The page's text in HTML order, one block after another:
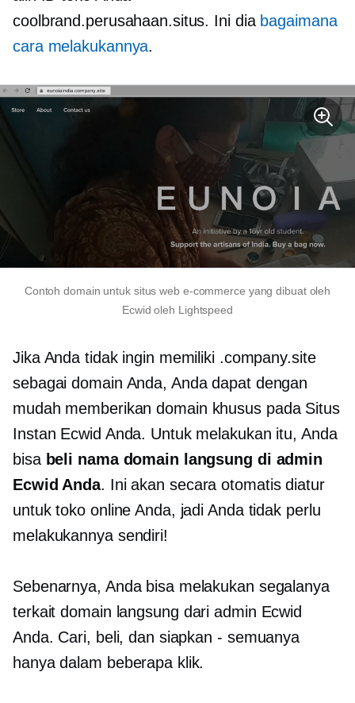
coolbrand.perusahaan.situs. Ini dia bagaimana
cara melakukannya.
Contoh domain untuk situs web e-commerce yang dibuat oleh
Ecwid oleh Lightspeed
Jika Anda tidak ingin memiliki .company.site
sebagai domain Anda, Anda dapat dengan
mudah memberikan domain khusus pada Situs
Instan Ecwid Anda. Untuk melakukan itu, Anda
bisa beli nama domain langsung di admin
Ecwid Anda. Ini akan secara otomatis diatur
untuk toko online Anda, jadi Anda tidak perlu
melakukannya sendiri!
Sebenarnya, Anda bisa melakukan segalanya
terkait domain langsung dari admin Ecwid
Anda. Cari, beli, dan siapkan - semuanya
hanya dalam beberapa klik.